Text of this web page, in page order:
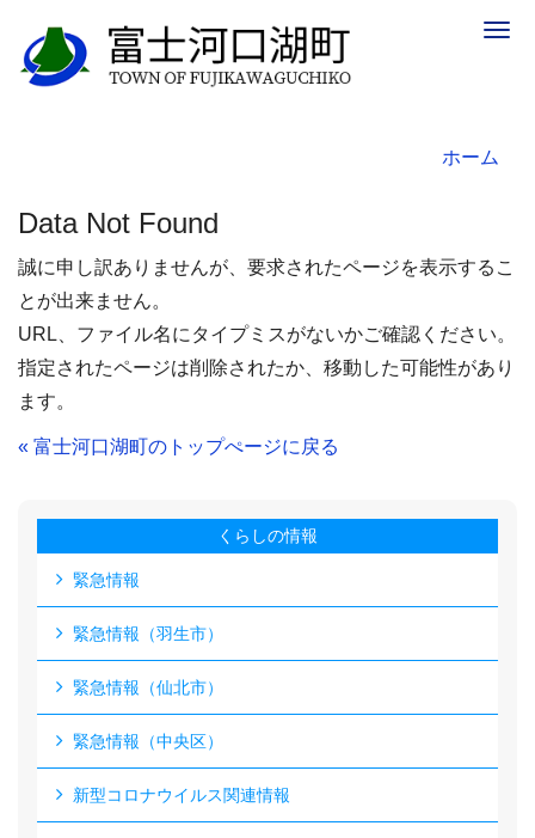
ホーム
Data Not Found
誠に申し訳ありませんが、要求されたページを表示するこ
とが出来ません。
URL、ファイル名にタイプミスがないかご確認ください。
指定されたページは削除されたか、移動した可能性があり
ます。
« 富士河口湖町のトップぺージに戻る
くらしの情報
緊急情報
緊急情報（羽生市）
緊急情報（仙北市）
緊急情報（中央区）
新型コロナウイルス関連情報